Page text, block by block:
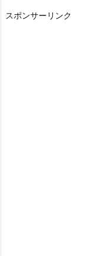
スポンサーリンク